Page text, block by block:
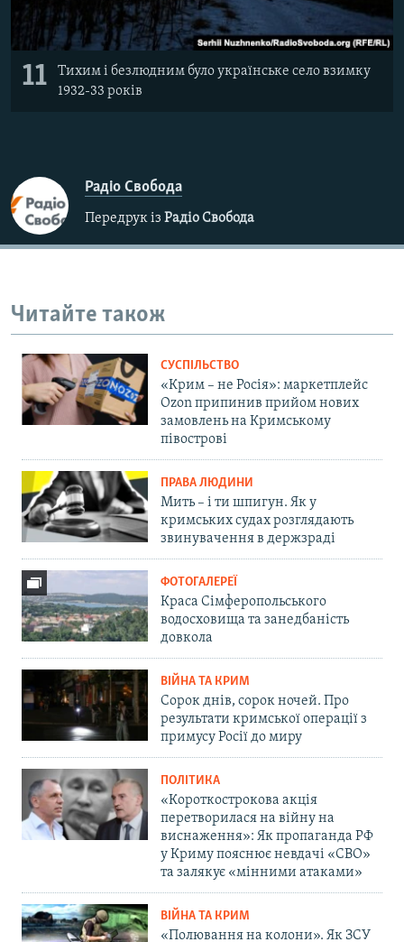
11
Тихим і безлюдним було українське село взимку
1932-33 років
Радіо Свобода
Передрук із Радіо Свобода
Читайте також
СУСПІЛЬСТВО
«Крим – не Росія»: маркетплейс
Ozon припинив прийом нових
замовлень на Кримському
півострові
ПРАВА ЛЮДИНИ
Мить – і ти шпигун. Як у
кримських судах розглядають
звинувачення в держзраді
ФОТОГАЛЕРЕЇ
Краса Сімферопольського
водосховища та занедбаність
довкола
ВІЙНА ТА КРИМ
Сорок днів, сорок ночей. Про
результати кримської операції з
примусу Росії до миру
ПОЛІТИКА
«Короткострокова акція
перетворилася на війну на
виснаження»: Як пропаганда РФ
у Криму пояснює невдачі «СВО»
та залякує «мінними атаками»
ВІЙНА ТА КРИМ
«Полювання на колони». Як ЗСУ